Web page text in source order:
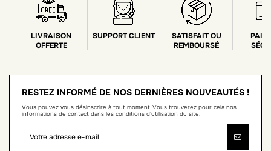
LIVRAISON
OFFERTE
SUPPORT CLIENT
SATISFAIT OU
REMBOURSÉ
RESTEZ INFORMÉ DE NOS DERNIÈRES NOUVEAUTÉS !
Vous pouvez vous désinscrire à tout moment. Vous trouverez pour cela nos
informations de contact dans les conditions d'utilisation du site.